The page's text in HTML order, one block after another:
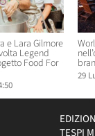
e Lara Gilmore
Legend
Food For
29
TESPI